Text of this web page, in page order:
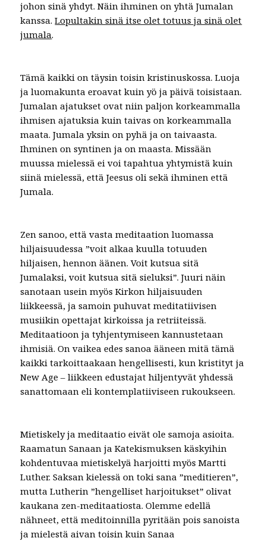
johon sinä yhdyt. Näin ihminen on yhtä Jumalan
kanssa.Lopultakin sinä itse olet totuus ja sinä olet
jumala.
Tämä kaikki on täysin toisin kristinuskossa. Luoja
ja luomakunta eroavat kuin yö ja päivä toisistaan.
Jumalan ajatukset ovat niin paljon korkeammalla
ihmisen ajatuksia kuin taivas on korkeammalla
maata. Jumala yksin on pyhä ja on taivaasta.
Ihminen on syntinen ja on maasta. Missään
muussa mielessä ei voi tapahtua yhtymistä kuin
siinä mielessä, että Jeesus oli sekä ihminen että
Jumala.
Zen sanoo, että vasta meditaation luomassa
hiljaisuudessa ”voit alkaa kuulla totuuden
hiljaisen, hennon äänen. Voit kutsua sitä
Jumalaksi, voit kutsua sitä sieluksi”. Juuri näin
sanotaan usein myös Kirkon hiljaisuuden
liikkeessä, ja samoin puhuvat meditatiivisen
musiikin opettajat kirkoissa ja retriiteissä.
Meditaatioon ja tyhjentymiseen kannustetaan
ihmisiä. On vaikea edes sanoa ääneen mitä tämä
kaikki tarkoittaakaan hengellisesti, kun kristityt ja
New Age – liikkeen edustajat hiljentyvät yhdessä
sanattomaan eli kontemplatiiviseen rukoukseen.
Mietiskely ja meditaatio eivät ole samoja asioita.
Raamatun Sanaan ja Katekismuksen käskyihin
kohdentuvaa mietiskelyä harjoitti myös Martti
Luther. Saksan kielessä on toki sana ”meditieren”,
mutta Lutherin ”hengelliset harjoitukset” olivat
kaukana zen-meditaatiosta. Olemme edellä
nähneet, että meditoinnilla pyritään pois sanoista
ja mielestä aivan toisin kuin Sanaa